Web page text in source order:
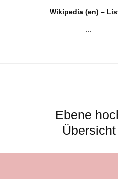
Wikipedia (en) –
Ebene
Übersicht